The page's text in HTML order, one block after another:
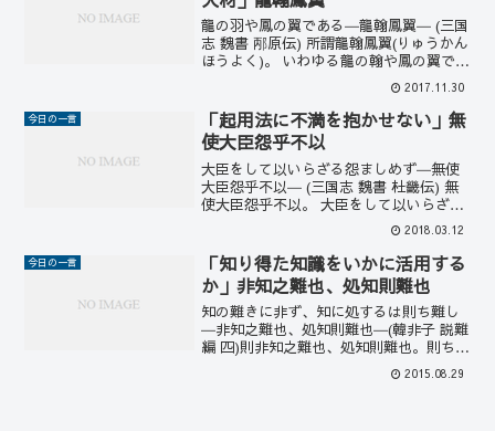
龍の羽や鳳の翼である―龍翰鳳翼― (三国
志 魏書 邴原伝) 所謂龍翰鳳翼(りゅうかん
ほうよく)。 いわゆる龍の翰や鳳の翼であ
る。 いわゆる龍の羽や鳳凰の翼のような
ものである。 龍の羽や鳳の翼のように貴
重なものであることから、有能な人材で
ある...
2017.11.30
今日の一言
「起用法に不満を抱かせない」無
使大臣怨乎不以
大臣をして以いらざる怨ましめず―無使
大臣怨乎不以― (三国志 魏書 杜畿伝) 無
使大臣怨乎不以。 大臣をして以いらざる
怨ましめず。 大臣が用いられないことに
恨むことのないようにする。 自分が起用
されないことに不満を抱かれるようなこ
とをしては...
2018.03.12
今日の一言
「知り得た知識をいかに活用する
か」非知之難也、処知則難也
知の難きに非ず、知に処するは則ち難し
―非知之難也、処知則難也―(韓非子 説難
編 四)則非知之難也、処知則難也。則ち知
の難きに非ず、知に処するは則ち難きな
り。すなわち、知識を得たり本質的に理
2015.08.29